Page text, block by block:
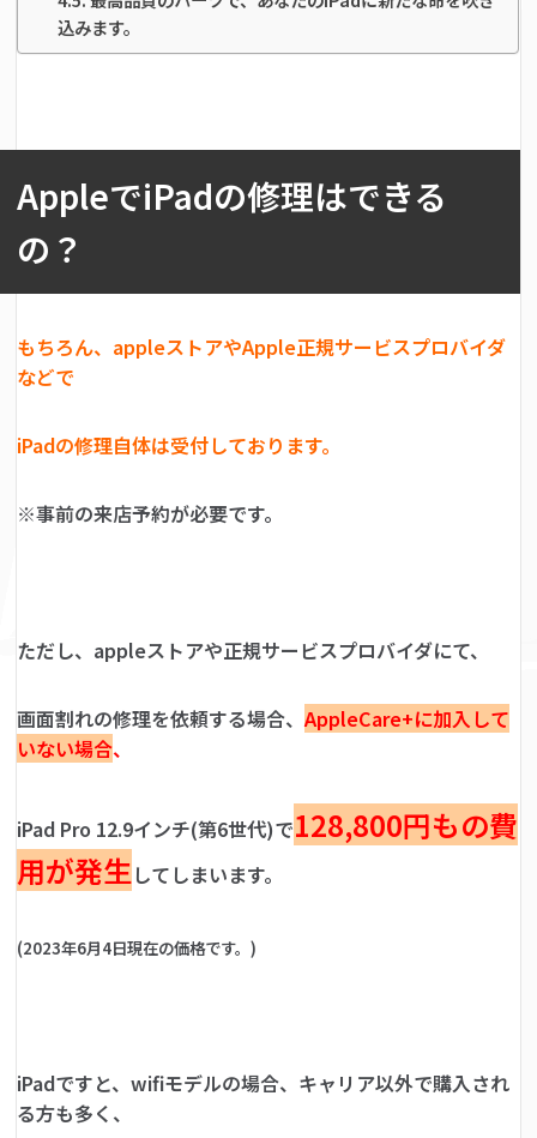
込みます。
AppleでiPadの修理はできる
の？
もちろん、appleストアやApple正規サービスプロバイダ
などで
iPadの修理自体は受付しております。
※事前の来店予約が必要です。
ただし、appleストアや正規サービスプロバイダにて、
画面割れの修理を依頼する場合、AppleCare+に加入して
いない場合、
iPad Pro 12.9インチ(第6世代)で128,800円もの費
用が発生してしまいます。
(2023年6月4日現在の価格です。)
iPadですと、wifiモデルの場合、キャリア以外で購入され
る方も多く、